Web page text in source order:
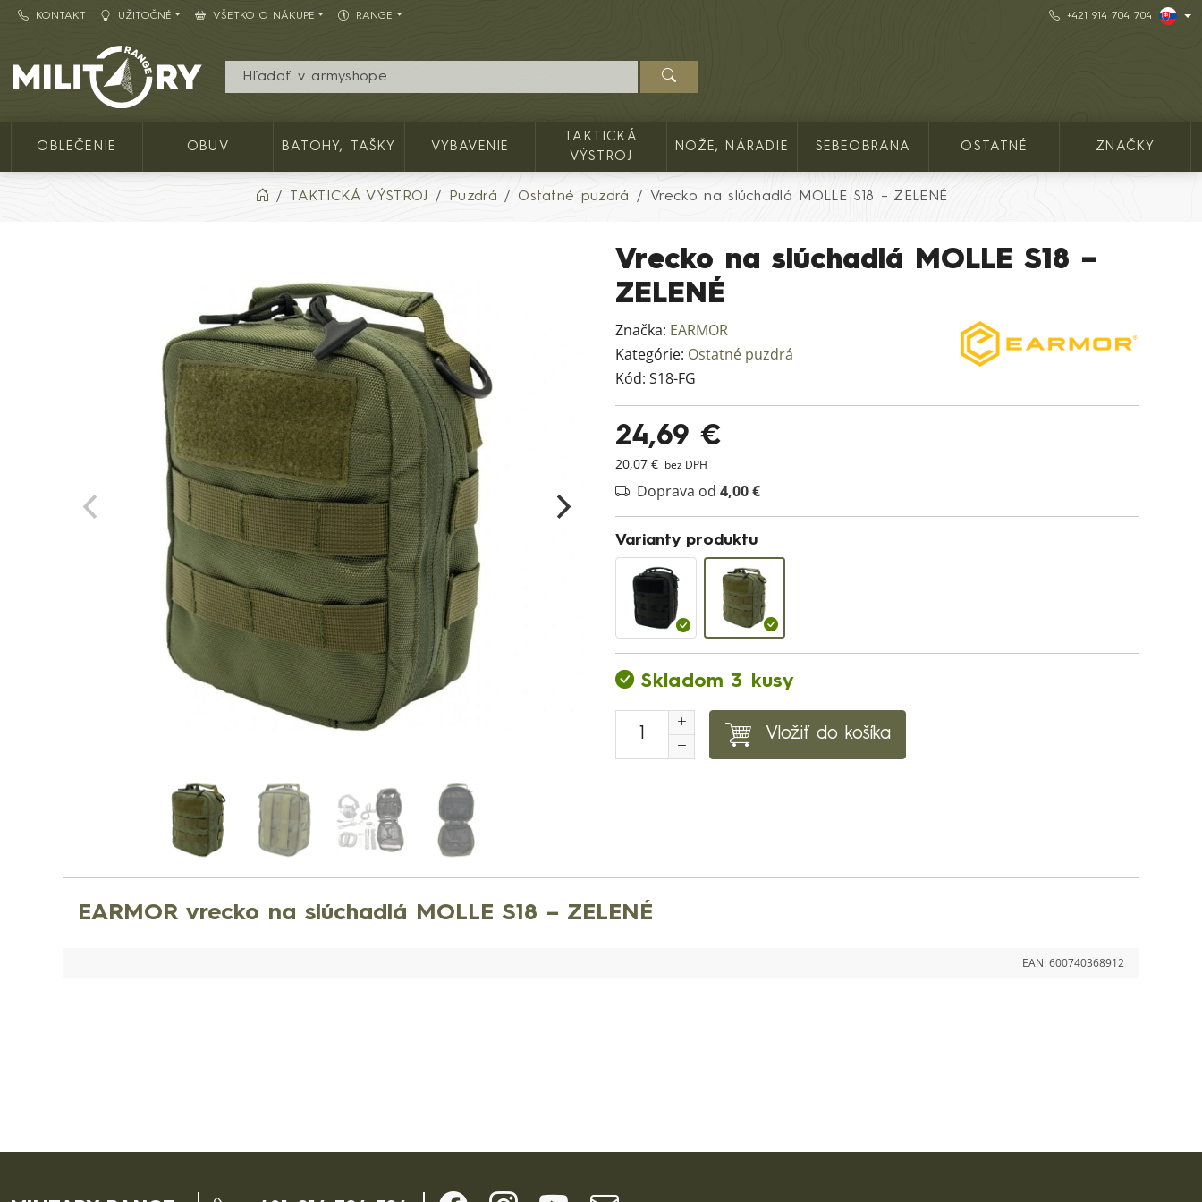
KONTAKT UŽITOČNÉ VŠETKO O NÁKUPE RANGE +421 914 704 704
Army shop MILITARY RANGE SK
OBLEČENIE OBUV BATOHY, TAŠKY VYBAVENIE
TAKTICKÁ
VÝSTROJ
NOŽE, NÁRADIE SEBEOBRANA OSTATNÉ ZNAČKY
TAKTICKÁ VÝSTROJ Puzdrá Ostatné puzdrá Vrecko na slúchadlá MOLLE S18 – ZELENÉ
Vrecko na slúchadlá MOLLE S18 –
ZELENÉ
Značka: EARMOR
Kategórie: Ostatné puzdrá
Kód: S18-FG
24,69 €
20,07 € bez DPH
Doprava od 4,00 €
Varianty produktu
Skladom 3 kusy
Vložiť do košíka
EARMOR vrecko na slúchadlá MOLLE S18 – ZELENÉ
EAN:600740368912